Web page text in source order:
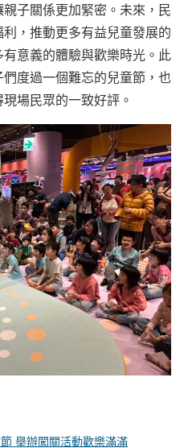
子關係更加緊密。未來，民
，推動更多有益兒童發展的
意義的體驗與歡樂時光。此
度過一個難忘的兒童節，也
場民眾的一致好評。
舉辦闖關活動歡樂滿滿